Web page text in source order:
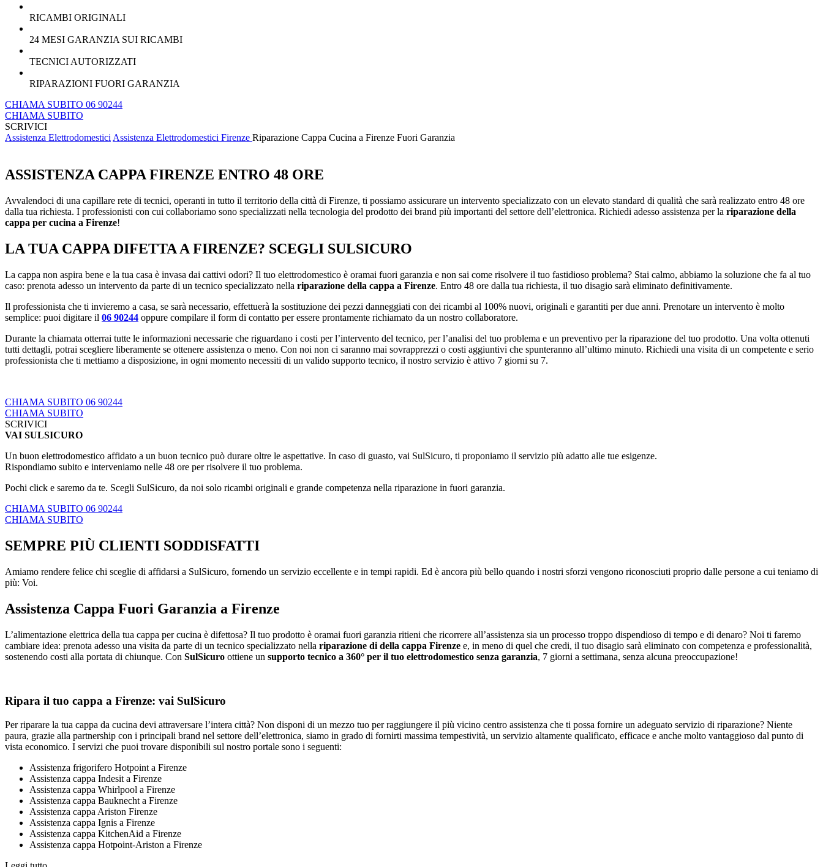
RICAMBI ORIGINALI
24 MESI GARANZIA SUI RICAMBI
TECNICI AUTORIZZATI
RIPARAZIONI FUORI GARANZIA
CHIAMA SUBITO 06 90244
CHIAMA SUBITO
SCRIVICI
Assistenza ElettrodomesticiAssistenza Elettrodomestici Firenze Riparazione Cappa Cucina a Firenze Fuori Garanzia
ASSISTENZA CAPPA FIRENZE ENTRO 48 ORE
Avvalendoci di una capillare rete di tecnici, operanti in tutto il territorio della città di Firenze, ti possiamo assicurare un intervento specializzato con un elevato standard di qualità che sarà realizzato entro 48 ore
dalla tua richiesta. I professionisti con cui collaboriamo sono specializzati nella tecnologia del prodotto dei brand più importanti del settore dell’elettronica. Richiedi adesso assistenza per la riparazione della
cappa per cucina a Firenze!
LA TUA CAPPA DIFETTA A FIRENZE? SCEGLI SULSICURO
La cappa non aspira bene e la tua casa è invasa dai cattivi odori? Il tuo elettrodomestico è oramai fuori garanzia e non sai come risolvere il tuo fastidioso problema? Stai calmo, abbiamo la soluzione che fa al tuo
caso: prenota adesso un intervento da parte di un tecnico specializzato nella riparazione della cappa a Firenze. Entro 48 ore dalla tua richiesta, il tuo disagio sarà eliminato definitivamente.
Il professionista che ti invieremo a casa, se sarà necessario, effettuerà la sostituzione dei pezzi danneggiati con dei ricambi al 100% nuovi, originali e garantiti per due anni. Prenotare un intervento è molto
semplice: puoi digitare il 06 90244 oppure compilare il form di contatto per essere prontamente richiamato da un nostro collaboratore.
Durante la chiamata otterrai tutte le informazioni necessarie che riguardano i costi per l’intervento del tecnico, per l’analisi del tuo problema e un preventivo per la riparazione del tuo prodotto. Una volta ottenuti
tutti dettagli, potrai scegliere liberamente se ottenere assistenza o meno. Con noi non ci saranno mai sovrapprezzi o costi aggiuntivi che spunteranno all’ultimo minuto. Richiedi una visita di un competente e serio
professionista che ti mettiamo a disposizione, in ogni momento necessiti di un valido supporto tecnico, il nostro servizio è attivo 7 giorni su 7.
CHIAMA SUBITO 06 90244
CHIAMA SUBITO
SCRIVICI
VAI SULSICURO
Un buon elettrodomestico affidato a un buon tecnico può durare oltre le aspettative. In caso di guasto, vai SulSicuro, ti proponiamo il servizio più adatto alle tue esigenze.
Rispondiamo subito e interveniamo nelle 48 ore per risolvere il tuo problema.
Pochi click e saremo da te. Scegli SulSicuro, da noi solo ricambi originali e grande competenza nella riparazione in fuori garanzia.
CHIAMA SUBITO 06 90244
CHIAMA SUBITO
SEMPRE PIÙ CLIENTI SODDISFATTI
Amiamo rendere felice chi sceglie di affidarsi a SulSicuro, fornendo un servizio eccellente e in tempi rapidi. Ed è ancora più bello quando i nostri sforzi vengono riconosciuti proprio dalle persone a cui teniamo di
più: Voi.
Assistenza Cappa Fuori Garanzia a Firenze
L’alimentazione elettrica della tua cappa per cucina è difettosa? Il tuo prodotto è oramai fuori garanzia ritieni che ricorrere all’assistenza sia un processo troppo dispendioso di tempo e di denaro? Noi ti faremo
cambiare idea: prenota adesso una visita da parte di un tecnico specializzato nella riparazione di della cappa Firenze e, in meno di quel che credi, il tuo disagio sarà eliminato con competenza e professionalità,
sostenendo costi alla portata di chiunque. Con SulSicuro ottiene un supporto tecnico a 360° per il tuo elettrodomestico senza garanzia, 7 giorni a settimana, senza alcuna preoccupazione!
Ripara il tuo cappa a Firenze: vai SulSicuro
Per riparare la tua cappa da cucina devi attraversare l’intera città? Non disponi di un mezzo tuo per raggiungere il più vicino centro assistenza che ti possa fornire un adeguato servizio di riparazione? Niente
paura, grazie alla partnership con i principali brand nel settore dell’elettronica, siamo in grado di fornirti massima tempestività, un servizio altamente qualificato, efficace e anche molto vantaggioso dal punto di
vista economico. I servizi che puoi trovare disponibili sul nostro portale sono i seguenti:
Assistenza frigorifero Hotpoint a Firenze
Assistenza cappa Indesit a Firenze
Assistenza cappa Whirlpool a Firenze
Assistenza cappa Bauknecht a Firenze
Assistenza cappa Ariston Firenze
Assistenza cappa Ignis a Firenze
Assistenza cappa KitchenAid a Firenze
Assistenza cappa Hotpoint-Ariston a Firenze